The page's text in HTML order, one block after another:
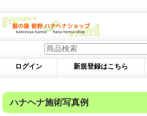
ログイン 新規登録はこちら
ハナヘナ施術写真例